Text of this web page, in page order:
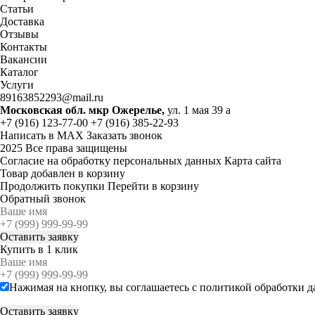
Статьи
Доставка
Отзывы
Контакты
Вакансии
Каталог
Услуги
89163852293@mail.ru
Московская обл. мкр Ожерелье, ул. 1 мая 39 а
+7 (916) 123-77-00 +7 (916) 385-22-93
Написать в MAX Заказать звонок
2025 Все права защищены
Согласие на обработку персональных данных Карта сайта
Товар добавлен в корзину
Продолжить покупки Перейти в корзину
Обратный звонок
Купить в 1 клик
Нажимая на кнопку, вы соглашаетесь с политикой обработки